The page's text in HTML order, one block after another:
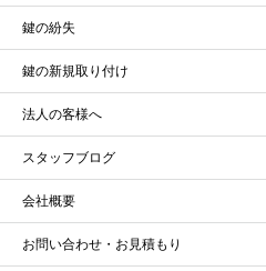
鍵の紛失
鍵の新規取り付け
法人の客様へ
スタッフブログ
会社概要
お問い合わせ・お見積もり